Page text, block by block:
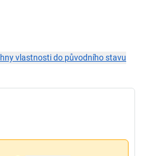
vlastnosti do původního stavu